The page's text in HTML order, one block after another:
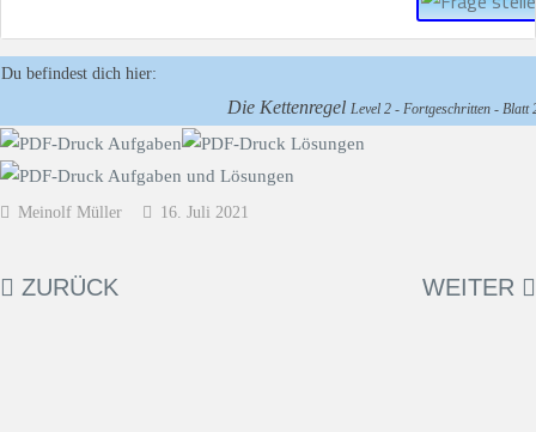
Du befindest dich hier:
Die Kettenregel Level 2 - Fortgeschritten - Blatt
Meinolf Müller 16. Juli 2021
ZURÜCK WEITER